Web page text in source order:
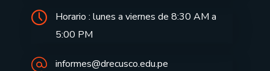
Horario : lunes a viernes de 8:30 AM a
5:00 PM
informes@drecusco.edu.pe